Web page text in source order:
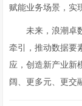
赋能业务场景，实
未来，浪潮卓
牵引，推动数据要
应，创造新产业新
阔、更多元、更交